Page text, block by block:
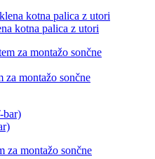
kotna palica z utori
za montažo sončne